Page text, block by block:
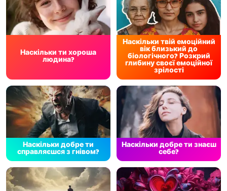
Наскільки ти хороша
людина?
Наскільки твій емоційний
вік близький до
біологічного? Розкрий
глибину своєї емоційної
зрілості
Наскільки добре ти
справляєшся з гнівом?
Наскільки добре ти знаєш
себе?